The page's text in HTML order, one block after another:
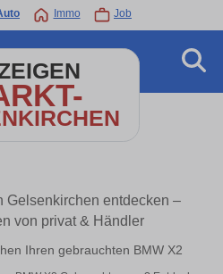
Immo Job
Gelsenkirchen entdecken –
von privat & Händler
Ihren gebrauchten BMW X2